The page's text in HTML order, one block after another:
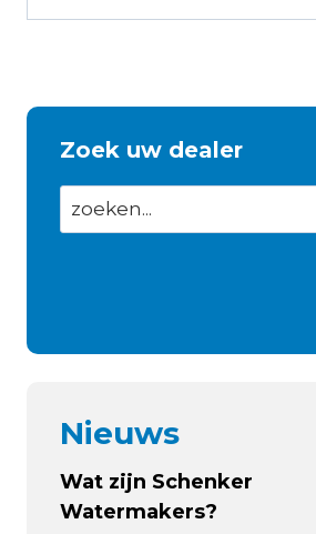
Zoek uw dealer
Nieuws
Wat zijn Schenker
Watermakers?